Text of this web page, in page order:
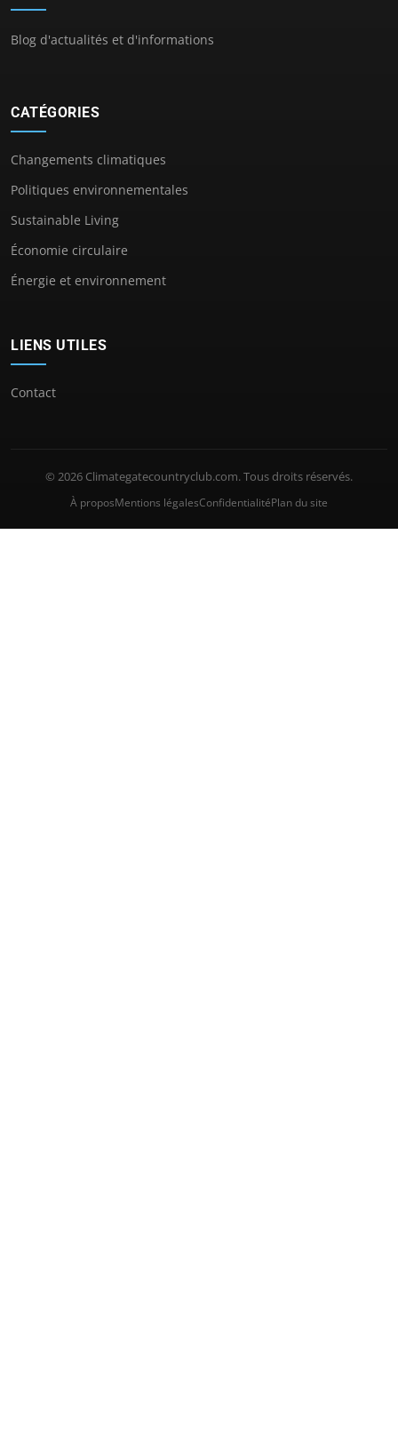
Blog d'actualités et d'informations
CATÉGORIES
Changements climatiques
Politiques environnementales
Sustainable Living
Économie circulaire
Énergie et environnement
LIENS UTILES
Contact
© 2026 Climategatecountryclub.com. Tous droits réservés.
À proposMentions légalesConfidentialitéPlan du site